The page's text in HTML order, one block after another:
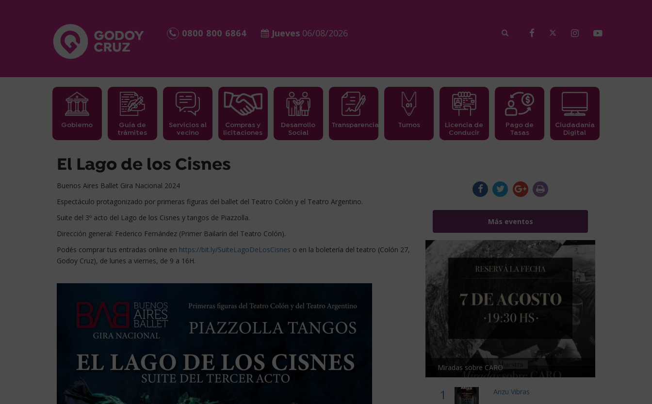
0800 800 6864 Jueves 06/08/2026
Gobierno
Guía de
trámites
Servicios al
vecino
Compras y
licitaciones
Desarrollo
Social
Transparencia Turnos
Licencia de
Conducir
Pago de
Tasas
Ciudadanía
Digital
El Lago de los Cisnes
Buenos Aires Ballet Gira Nacional 2024
Espectáculo protagonizado por primeras figuras del ballet del Teatro Colón y el Teatro Argentino.
Suite del 3º acto del Lago de los Cisnes y tangos de Piazzolla.
Dirección general: Federico Fernández (Primer Bailarín del Teatro Colón).
Podés comprar tus entradas online en https://bit.ly/SuiteLagoDeLosCisnes o en la boletería del teatro (Colón 27,
Godoy Cruz), de lunes a viernes, de 9 a 16H.
Más eventos
Miradas sobre CARO
1 Arizu Vibras